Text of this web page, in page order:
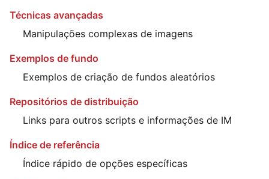
Técnicas avançadas
Manipulações complexas de imagens
Exemplos de fundo
Exemplos de criação de fundos aleatórios
Repositórios de distribuição
Links para outros scripts e informações de IM
Índice de referência
Índice rápido de opções específicas